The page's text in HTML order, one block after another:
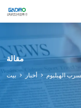
مقالة
بيت أخبار الهيليوم